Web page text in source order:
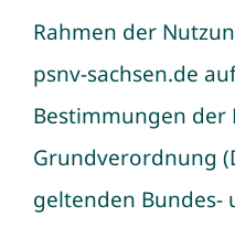
Rahmen der
psnv-sachsen.de
Bestimmungen der
Grundverordnung
geltenden Bundes-